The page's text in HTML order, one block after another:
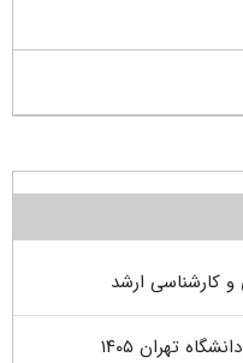
کارشناسی ارشد
تهران ۱۴۰۵